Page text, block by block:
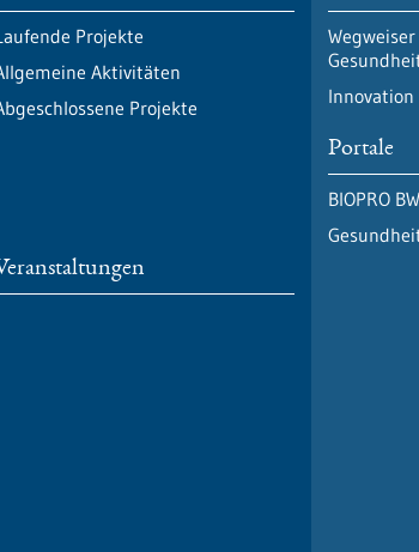
Projekte
Aktivitäten
Projekte
Portale
BIOPRO BW